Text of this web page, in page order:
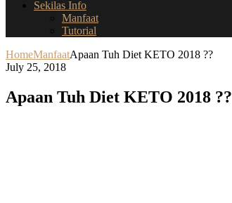
Sekilas Info
Manfaat
Tutorial
HomeManfaatApaan Tuh Diet KETO 2018 ??
July 25, 2018
Apaan Tuh Diet KETO 2018 ??